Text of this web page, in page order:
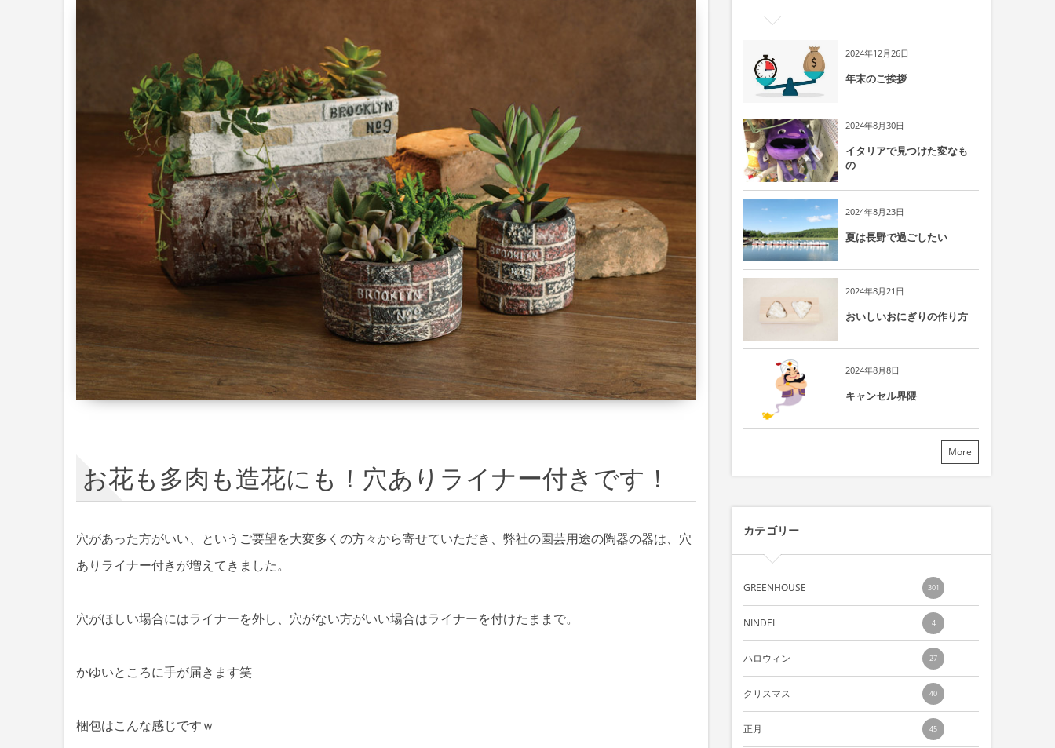
お花も多肉も造花にも！穴ありライナー付きです！
穴があった方がいい、というご要望を大変多くの方々から寄せていただき、弊社の園芸用途の陶器の器は、穴
ありライナー付きが増えてきました。
穴がほしい場合にはライナーを外し、穴がない方がいい場合はライナーを付けたままで。
かゆいところに手が届きます笑
梱包はこんな感じですｗ
2024年12月26日
年末のご挨拶
2024年8月30日
イタリアで見つけた変なも
の
2024年8月23日
夏は長野で過ごしたい
2024年8月21日
おいしいおにぎりの作り方
2024年8月8日
キャンセル界隈
More
カテゴリー
GREENHOUSE 301
NINDEL 4
ハロウィン 27
クリスマス 40
正月 45